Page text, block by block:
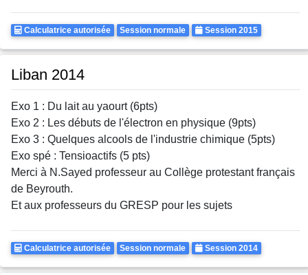
Calculatrice
Calculatrice autorisée Rattrapages
Session normale Annee
Session 2015
Liban 2014
Exo 1 : Du lait au yaourt (6pts)
Exo 2 : Les débuts de l'électron en physique (9pts)
Exo 3 : Quelques alcools de l'industrie chimique (5pts)
Exo spé : Tensioactifs (5 pts)
Merci à N.Sayed professeur au Collège protestant français
de Beyrouth.
Et aux professeurs du GRESP pour les sujets
Calculatrice
Calculatrice autorisée Rattrapages
Session normale Annee
Session 2014